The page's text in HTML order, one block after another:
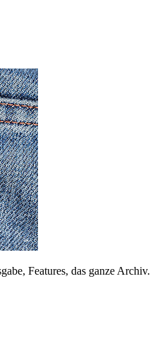
Features, das ganze Archiv.